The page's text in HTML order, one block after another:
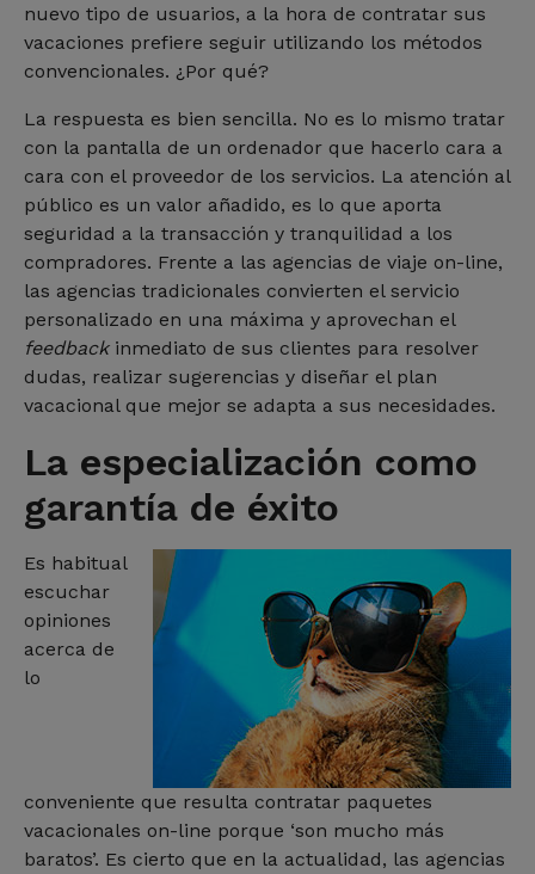
nuevo tipo de usuarios, a la hora de contratar sus
vacaciones prefiere seguir utilizando los métodos
convencionales. ¿Por qué?
La respuesta es bien sencilla. No es lo mismo tratar
con la pantalla de un ordenador que hacerlo cara a
cara con el proveedor de los servicios. La atención al
público es un valor añadido, es lo que aporta
seguridad a la transacción y tranquilidad a los
compradores. Frente a las agencias de viaje on-line,
las agencias tradicionales convierten el servicio
personalizado en una máxima y aprovechan el
feedbackinmediato de sus clientes para resolver
dudas, realizar sugerencias y diseñar el plan
vacacional que mejor se adapta a sus necesidades.
La especialización como
garantía de éxito
Es habitual
escuchar
opiniones
acerca de
lo
conveniente que resulta contratar paquetes
vacacionales on-line porque ‘son mucho más
baratos’. Es cierto que en la actualidad, las agencias